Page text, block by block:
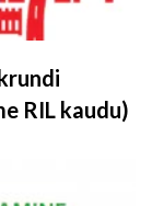
RIL kaudu)